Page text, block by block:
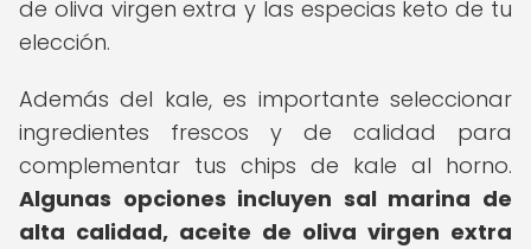
de oliva virgen extra y las especias keto de tu
elección.
Además del kale, es importante seleccionar
ingredientes frescos y de calidad para
complementar tus chips de kale al horno.
Algunas opciones incluyen sal marina de
alta calidad, aceite de oliva virgen extra